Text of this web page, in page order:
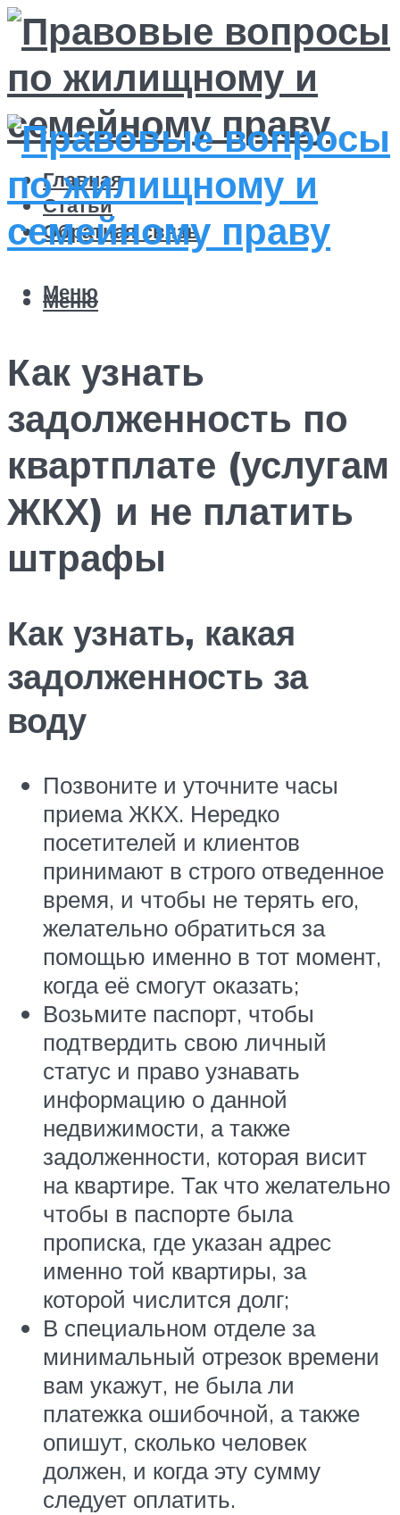
Главная
Статьи
Обратная связь
Меню
Меню
Как узнать
задолженность по
квартплате (услугам
ЖКХ) и не платить
штрафы
Как узнать, какая
задолженность за
воду
Позвоните и уточните часы
приема ЖКХ. Нередко
посетителей и клиентов
принимают в строго отведенное
время, и чтобы не терять его,
желательно обратиться за
помощью именно в тот момент,
когда её смогут оказать;
Возьмите паспорт, чтобы
подтвердить свою личный
статус и право узнавать
информацию о данной
недвижимости, а также
задолженности, которая висит
на квартире. Так что желательно
чтобы в паспорте была
прописка, где указан адрес
именно той квартиры, за
которой числится долг;
В специальном отделе за
минимальный отрезок времени
вам укажут, не была ли
платежка ошибочной, а также
опишут, сколько человек
должен, и когда эту сумму
следует оплатить.